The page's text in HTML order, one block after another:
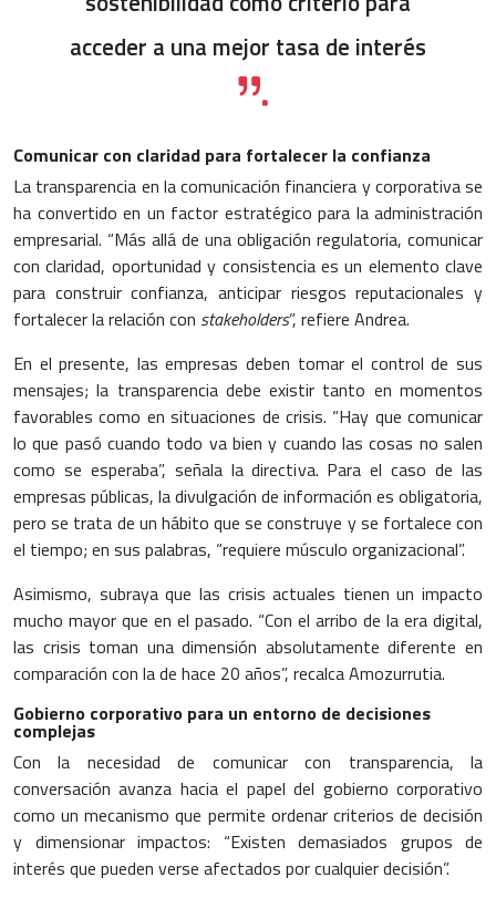
acceder a una mejor tasa de interés
Comunicar con claridad para fortalecer la confianza
La transparencia en la comunicación financiera y corporativa se
ha convertido en un factor estratégico para la administración
empresarial. “Más allá de una obligación regulatoria, comunicar
con claridad, oportunidad y consistencia es un elemento clave
para construir confianza, anticipar riesgos reputacionales y
fortalecer la relación con stakeholders”, refiere Andrea.
En el presente, las empresas deben tomar el control de sus
mensajes; la transparencia debe existir tanto en momentos
favorables como en situaciones de crisis. “Hay que comunicar
lo que pasó cuando todo va bien y cuando las cosas no salen
como se esperaba”, señala la directiva. Para el caso de las
empresas públicas, la divulgación de información es obligatoria,
pero se trata de un hábito que se construye y se fortalece con
el tiempo; en sus palabras, “requiere músculo organizacional”.
Asimismo, subraya que las crisis actuales tienen un impacto
mucho mayor que en el pasado. “Con el arribo de la era digital,
las crisis toman una dimensión absolutamente diferente en
comparación con la de hace 20 años”, recalca Amozurrutia.
Gobierno corporativo para un entorno de decisiones
complejas
Con la necesidad de comunicar con transparencia, la
conversación avanza hacia el papel del gobierno corporativo
como un mecanismo que permite ordenar criterios de decisión
y dimensionar impactos: “Existen demasiados grupos de
interés que pueden verse afectados por cualquier decisión”.